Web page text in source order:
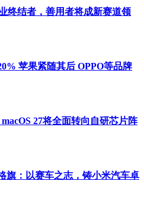
种凭空捏造并传播虚假信息的
保留相关证据，并将对恶意造谣
终结者，善用者将成新赛道领
苹果紧随其后 OPPO等品牌
27将全面转向自研芯片阵
旗：以赛车之志，铸小米汽车卓